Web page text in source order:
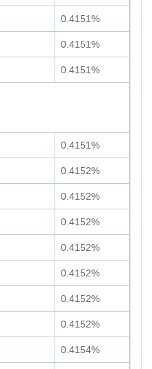
0.4151%
0.4151%
0.4151%
0.4151%
0.4152%
0.4152%
0.4152%
0.4152%
0.4152%
0.4152%
0.4152%
0.4154%